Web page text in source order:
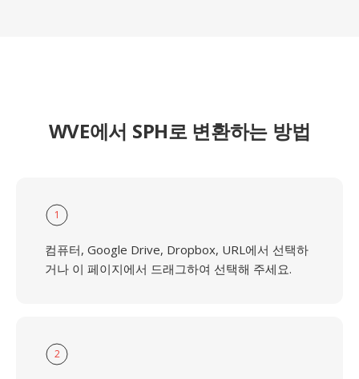
WVE에서 SPH로 변환하는 방법
1
컴퓨터, Google Drive, Dropbox, URL에서 선택하
거나 이 페이지에서 드래그하여 선택해 주세요.
2